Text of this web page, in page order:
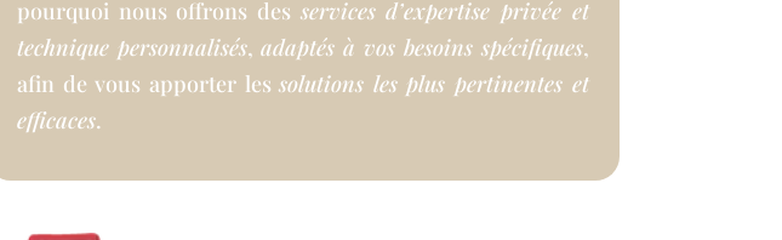
pourquoi nous offrons des services d’expertise privée et
technique personnalisés, adaptés à vos besoins spécifiques,
afin de vous apporter lessolutions les plus pertinentes et
efficaces.